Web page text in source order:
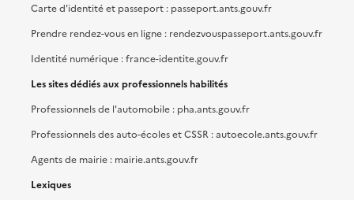
Carte d'identité et passeport : passeport.ants.gouv.fr
Prendre rendez-vous en ligne : rendezvouspasseport.ants.gouv.fr
Identité numérique : france-identite.gouv.fr
Les sites dédiés aux professionnels habilités
Professionnels de l'automobile : pha.ants.gouv.fr
Professionnels des auto-écoles et CSSR : autoecole.ants.gouv.fr
Agents de mairie : mairie.ants.gouv.fr
Lexiques